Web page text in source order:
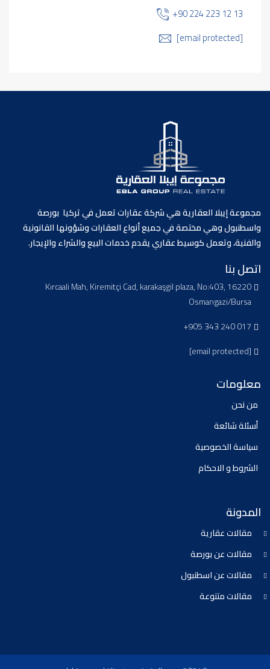
+90 224 223 12 13
[email protected]
مجموعة إيبلا العقارية هي شركة عقارات تعمل في تركيا بورصة
واسطنبول وهي مختصة في جميع أنواع العقارات وشؤونها القانونية
والفنية، وتعمل كوسيط عقاري يقدم خدمات البيع والشراء والإيجار.
اتصل بنا
Kırcaali Mah, Kiremitçi Cad, karakaşgil plaza, No:403, 16220
Osmangazi/Bursa
+905 343 240 017
[email protected]
معلومات
من نحن
أسئلة شائعة
سياسة الخصوصية
الشروط و الاحكام
المدونة
مقالات عقارية
مقالات عن بورصة
مقالات عن اسطنبول
مقالات متنوعة